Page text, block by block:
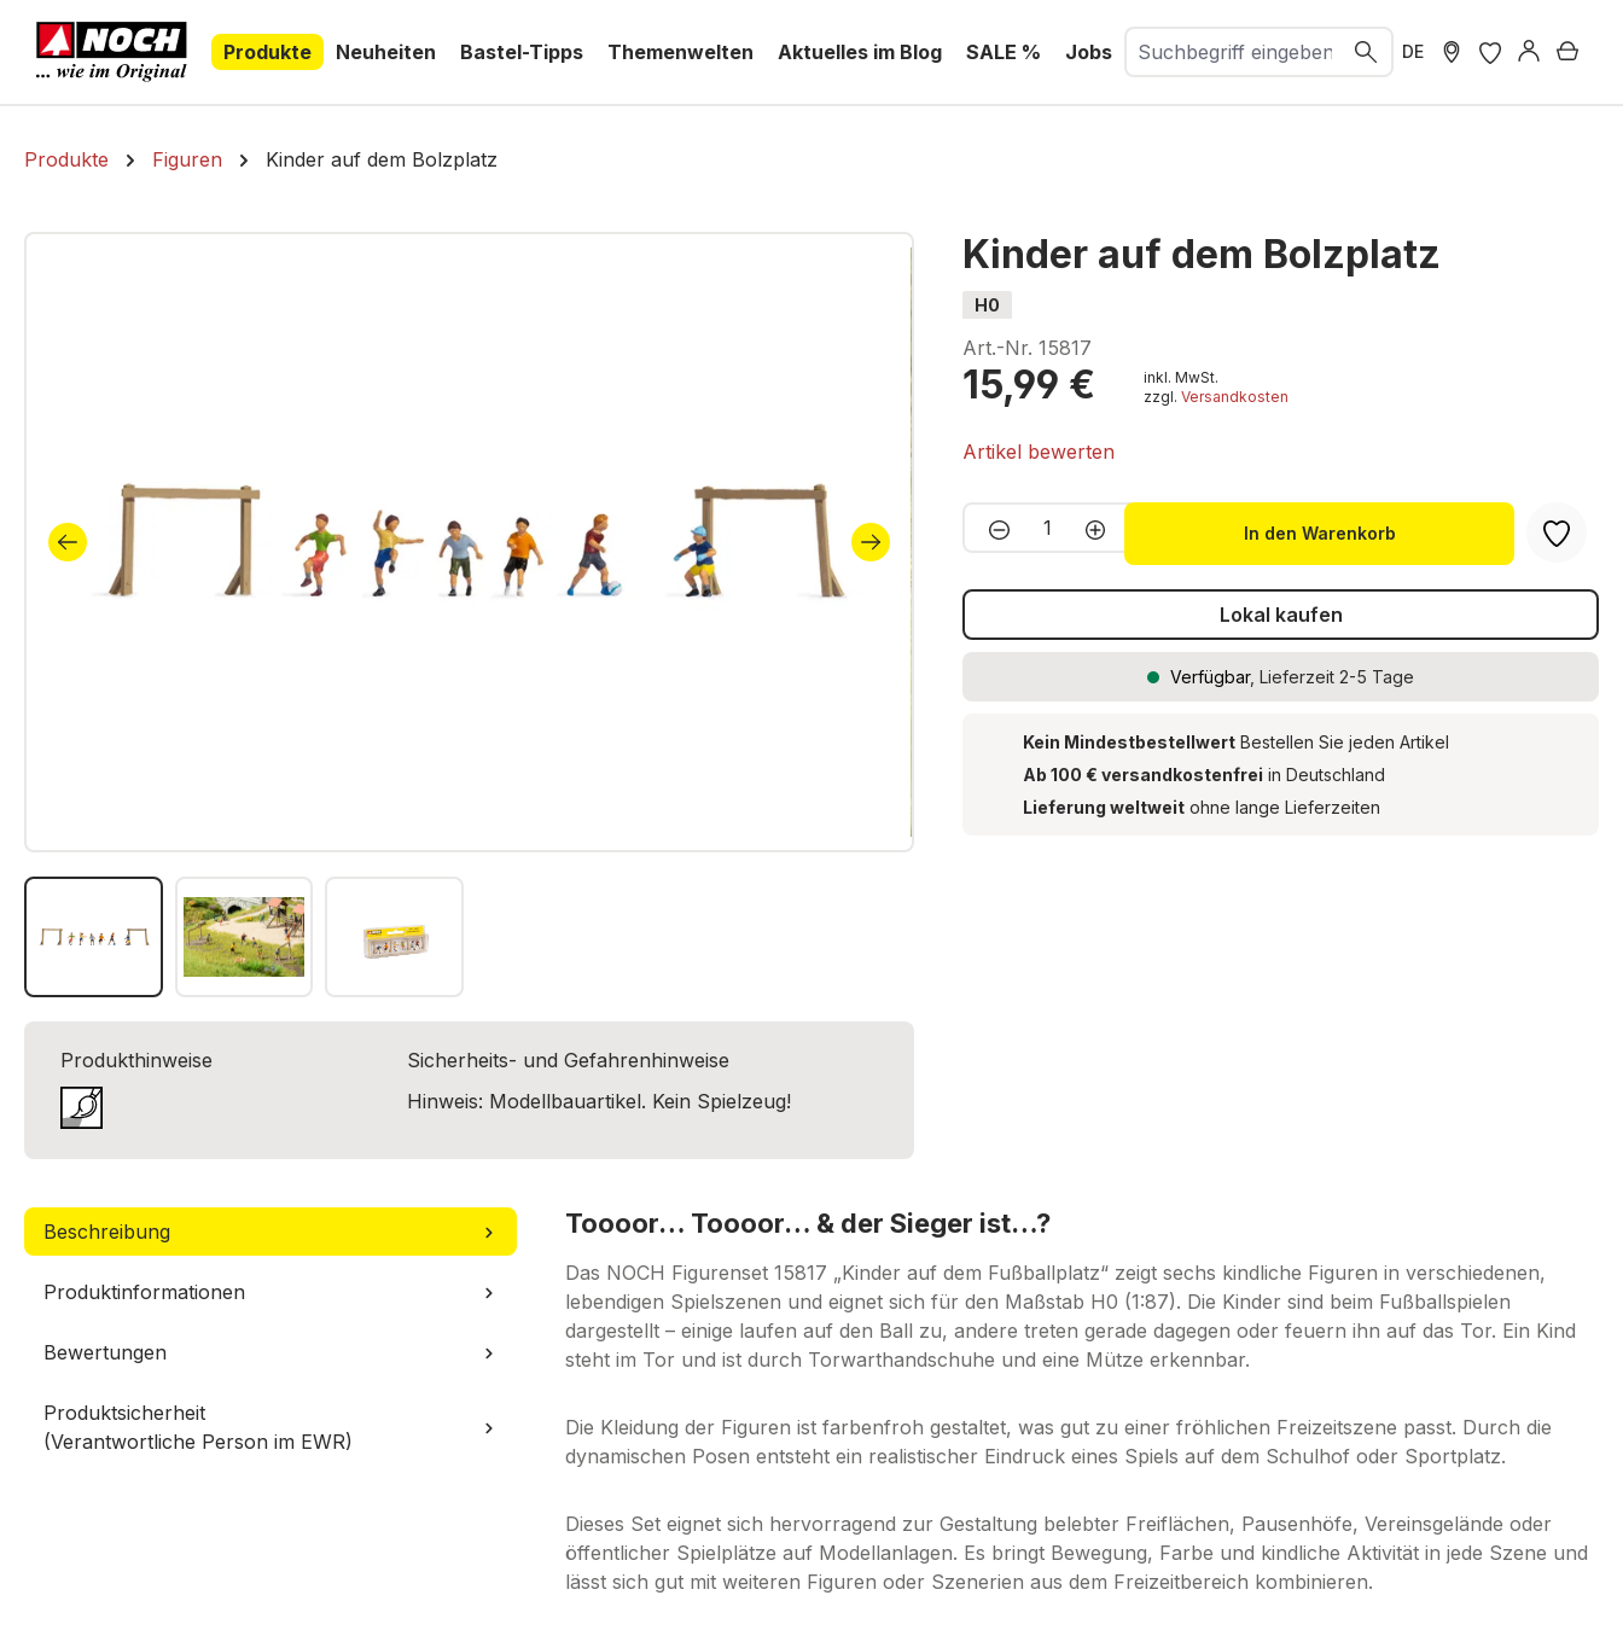
Zur Hauptnavigation springen
Produkte
Neuheiten Bastel-Tipps Themenwelten Aktuelles im Blog SALE % Jobs DE
Produkte Figuren Kinder auf dem Bolzplatz
Bildergalerie überspringen Kinder auf dem Bolzplatz
H0
Art.-Nr.15817
15,99 €
inkl. MwSt.
zzgl.Versandkosten
Artikel bewerten
Produkt Anzahl: Gib den gewünschten Wert
In den Warenkorb
Lokal kaufen
Verfügbar, Lieferzeit 2-5 Tage
Kein Mindestbestellwert Bestellen Sie jeden Artikel
Ab 100 € versandkostenfrei in Deutschland
Lieferung weltweit ohne lange Lieferzeiten
Produkthinweise
Sicherheits- und Gefahrenhinweise
Hinweis: Modellbauartikel. Kein Spielzeug!
Beschreibung
Produktinformationen
Bewertungen
Produktsicherheit
(Verantwortliche Person im EWR)
Toooor… Toooor… & der Sieger ist…?
Das NOCH Figurenset 15817 „Kinder auf dem Fußballplatz“ zeigt sechs kindliche Figuren in verschiedenen,
lebendigen Spielszenen und eignet sich für den Maßstab H0 (1:87). Die Kinder sind beim Fußballspielen
dargestellt – einige laufen auf den Ball zu, andere treten gerade dagegen oder feuern ihn auf das Tor. Ein Kind
steht im Tor und ist durch Torwarthandschuhe und eine Mütze erkennbar.
Die Kleidung der Figuren ist farbenfroh gestaltet, was gut zu einer fröhlichen Freizeitszene passt. Durch die
dynamischen Posen entsteht ein realistischer Eindruck eines Spiels auf dem Schulhof oder Sportplatz.
Dieses Set eignet sich hervorragend zur Gestaltung belebter Freiflächen, Pausenhöfe, Vereinsgelände oder
öffentlicher Spielplätze auf Modellanlagen. Es bringt Bewegung, Farbe und kindliche Aktivität in jede Szene und
lässt sich gut mit weiteren Figuren oder Szenerien aus dem Freizeitbereich kombinieren.